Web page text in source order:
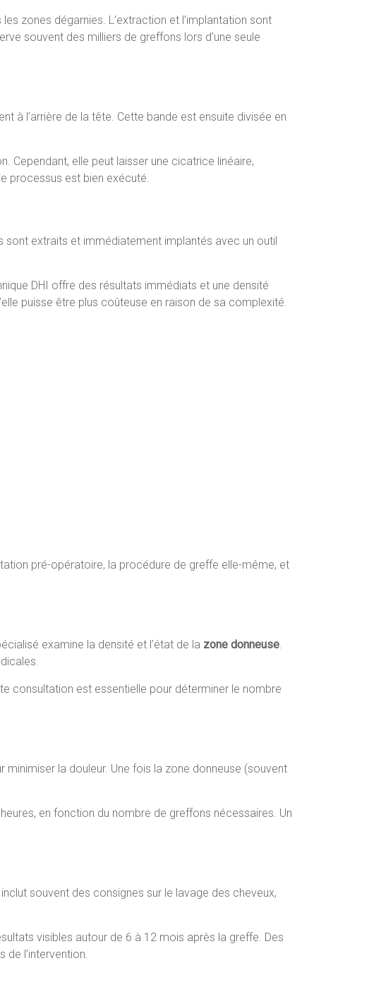
les zones dégarnies. L’extraction et l’implantation sont
souvent des milliers de greffons lors d’une seule
à l’arrière de la tête. Cette bande est ensuite divisée en
Cependant, elle peut laisser une cicatrice linéaire,
processus est bien exécuté.
sont extraits et immédiatement implantés avec un outil
DHI offre des résultats immédiats et une densité
puisse être plus coûteuse en raison de sa complexité.
pré-opératoire, la procédure de greffe elle-même, et
examine la densité et l’état de la zone donneuse
consultation est essentielle pour déterminer le nombre
minimiser la douleur. Une fois la zone donneuse (souvent
en fonction du nombre de greffons nécessaires. Un
souvent des consignes sur le lavage des cheveux,
visibles autour de 6 à 12 mois après la greffe. Des
l’intervention.